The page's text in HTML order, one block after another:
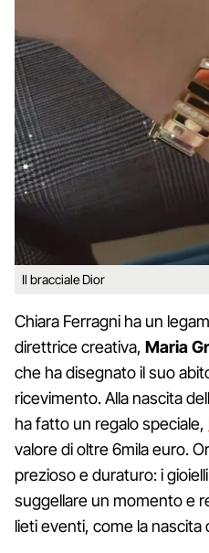
Il bracciale Dior
Chiara Ferragni ha un
direttrice creativa, Maria
che ha disegnato il suo
ricevimento. Alla nascita
ha fatto un regalo speciale,
valore di oltre 6mila euro.
prezioso e duraturo: i
suggellare un momento e
lieti eventi, come la nascita